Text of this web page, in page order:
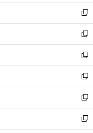
開
く
ウ
で
開
く
ン
ド
ウ
で
開
く
ウ
ィ
ン
ド
ウ
で
開
く
し
い
ウ
ィ
ン
ド
ウ
で
開
く
新
し
い
ウ
ィ
ン
ド
ウ
で
開
く
新
し
い
ウ
ィ
ン
ド
ウ
で
開
新
し
い
ウ
ィ
ン
ド
ウ
新
し
い
ウ
ィ
ン
新
し
い
ウ
新
し